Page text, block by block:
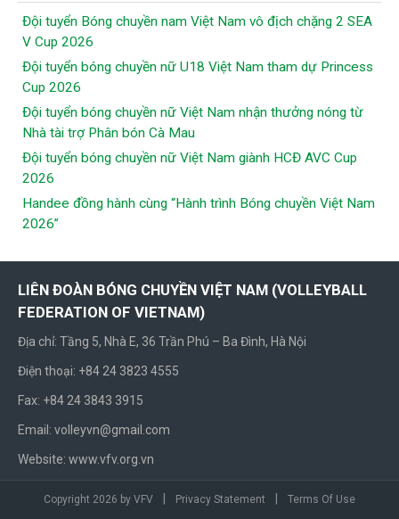
Đội tuyển Bóng chuyền nam Việt Nam vô địch chặng 2 SEA
V Cup 2026
Đội tuyển bóng chuyền nữ U18 Việt Nam tham dự Princess
Cup 2026
Đội tuyển bóng chuyền nữ Việt Nam nhận thưởng nóng từ
Nhà tài trợ Phân bón Cà Mau
Đội tuyển bóng chuyền nữ Việt Nam giành HCĐ AVC Cup
2026
Handee đồng hành cùng “Hành trình Bóng chuyền Việt Nam
2026”
LIÊN ĐOÀN BÓNG CHUYỀN VIỆT NAM (VOLLEYBALL
FEDERATION OF VIETNAM)
Địa chỉ: Tầng 5, Nhà E, 36 Trần Phú – Ba Đình, Hà Nội
Điện thoại: +84 24 3823 4555
Fax: +84 24 3843 3915
Email: volleyvn@gmail.com
Website: www.vfv.org.vn
Copyright 2026 by VFV Privacy Statement Terms Of Use